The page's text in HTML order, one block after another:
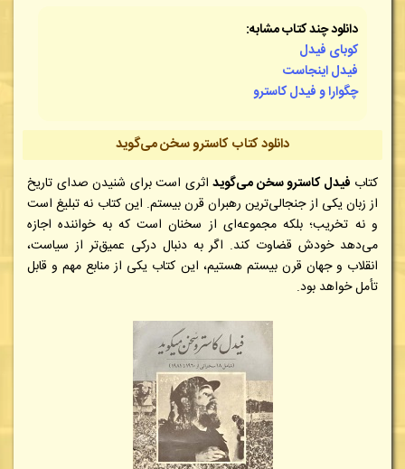
دانلود چند کتاب مشابه:
کوبای فیدل
فیدل اینجاست
چگوارا و فیدل کاسترو
دانلود کتاب کاسترو سخن می‌گوید
کتاب فیدل کاسترو سخن می‌گوید اثری است برای شنیدن صدای تاریخ
از زبان یکی از جنجالی‌ترین رهبران قرن بیستم. این کتاب نه تبلیغ است
و نه تخریب؛ بلکه مجموعه‌ای از سخنان است که به خواننده اجازه
می‌دهد خودش قضاوت کند. اگر به دنبال درکی عمیق‌تر از سیاست،
انقلاب و جهان قرن بیستم هستیم، این کتاب یکی از منابع مهم و قابل
تأمل خواهد بود.